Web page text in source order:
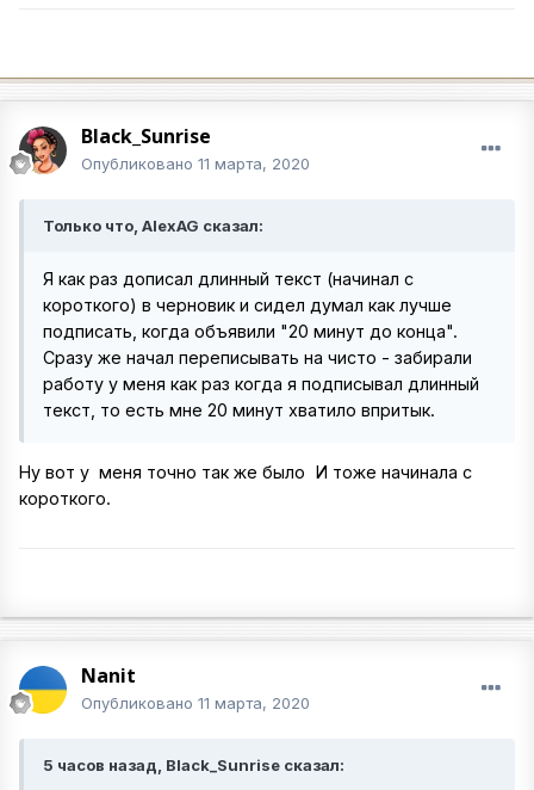
Black_Sunrise
Опубликовано 11 марта, 2020
Только что, AlexAG сказал:
Я как раз дописал длинный текст (начинал с
короткого) в черновик и сидел думал как лучше
подписать, когда объявили "20 минут до конца".
Сразу же начал переписывать на чисто - забирали
работу у меня как раз когда я подписывал длинный
текст, то есть мне 20 минут хватило впритык.
Ну вот у меня точно так же было
И тоже начинала с
короткого.
Nanit
Опубликовано 11 марта, 2020
5 часов назад, Black_Sunrise сказал: